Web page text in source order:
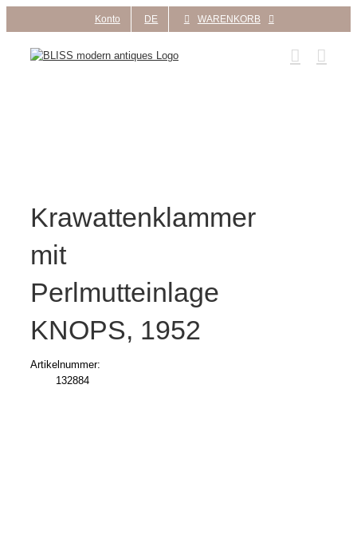
Inhalt
springen
Konto DE WARENKORB
Krawattenklammer
mit
Perlmutteinlage
KNOPS, 1952
Artikelnummer:
132884